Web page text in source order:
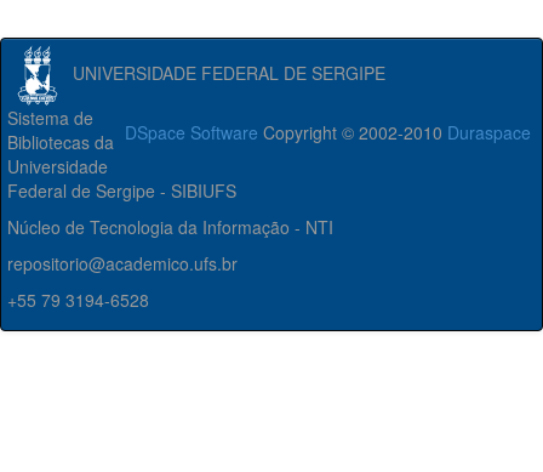
UNIVERSIDADE FEDERAL DE SERGIPE
DSpace Software Copyright © 2002-2010 Duraspace
Sistema de
Bibliotecas da
Universidade
Federal de Sergipe - SIBIUFS
Núcleo de Tecnologia da Informação - NTI
repositorio@academico.ufs.br
+55 79 3194-6528